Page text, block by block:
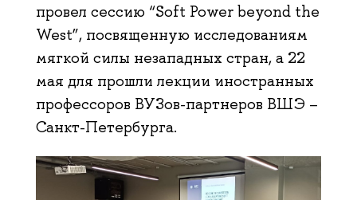
провел сессию “Soft Power beyond the
West”, посвященную исследованиям
мягкой силы незападных стран, а 22
мая для прошли лекции иностранных
профессоров ВУЗов-партнеров ВШЭ –
Санкт-Петербурга.